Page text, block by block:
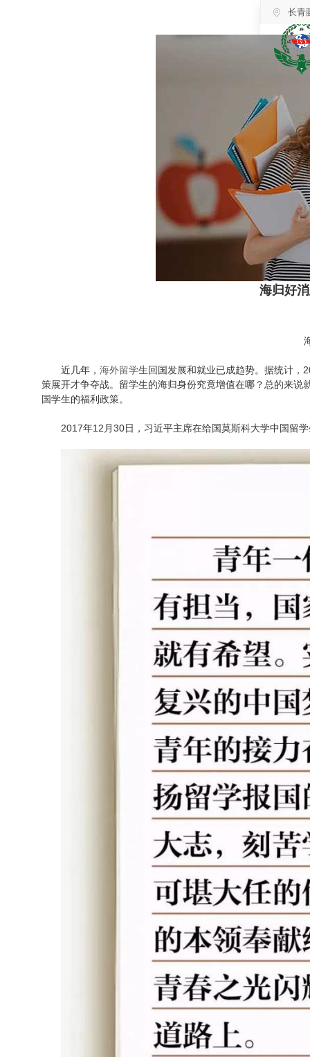
长青
海归好
近几年， 海外留学生回国发展和就业已成趋势。 据统计，
策展开才争夺战。留学生的海归身份究竟增值在哪？总的来
国学生的福利政策。
2017年12 月30日，习近平主席在给国莫斯科大学中国留